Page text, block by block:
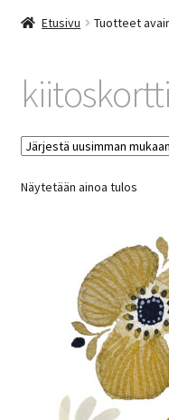
Etusivu Tuotteet
kiitoskortti
Näytetään ainoa tulos